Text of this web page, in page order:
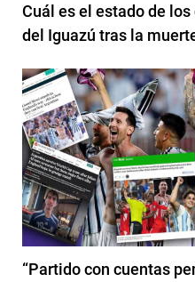
Cuál es el estado de
del Iguazú tras la
“Partido con cuentas